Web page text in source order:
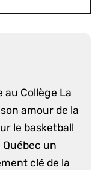
au Collège La
amour de la
le basketball
un
clé de la